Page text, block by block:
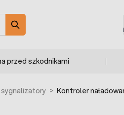
przed szkodnikami
> Kontroler